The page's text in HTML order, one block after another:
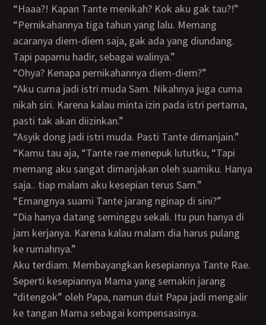
“Haaa?! Kapan Tante menikah? Kok aku gak tau?!”
“Pernikahannya tiga tahun yang lalu. Memang
acaranya diem-diem saja, gak ada yang diundang.
Tapi papamu hadir, sebagai walinya.”
“Ohya? Kenapa pernikahannya diem-diem?”
“Aku cuma jadi istri muda Sam. Nikahnya juga cuma
nikah siri. Karena kalau minta izin pada istri pertama,
pasti tak akan diizinkan.”
“Asyik dong jadi istri muda. Pasti Tante dimanjain.”
“Kamu tau aja, “Tante rae menepuk lututku, “Tapi
memang aku sangat dimanjakan oleh suamiku. Hanya
saja.. tiap malam aku kesepian terus Sam.”
“Emangnya suami Tante jarang nginap di sini?”
“Dia hanya datang seminggu sekali. Itu pun hanya di
jam kerjanya. Karena kalau malam dia harus pulang
ke rumahnya.”
Aku terdiam. Membayangkan kesepiannya Tante Rae.
Seperti kesepiannya Mama yang semakin jarang
“ditengok” oleh Papa, namun duit Papa jadi mengalir
ke tangan Mama sebagai kompensasinya.